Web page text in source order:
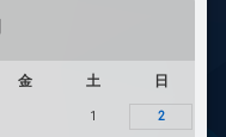
金 土 日
1 2